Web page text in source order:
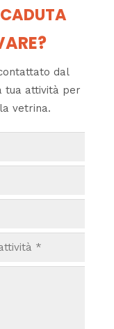
dal
tua attività per
vetrina.